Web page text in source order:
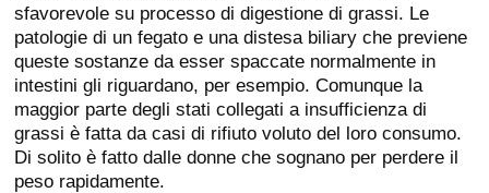
sfavorevole su processo di digestione di grassi. Le
patologie di un fegato e una distesa biliary che previene
queste sostanze da esser spaccate normalmente in
intestini gli riguardano, per esempio. Comunque la
maggior parte degli stati collegati a insufficienza di
grassi è fatta da casi di rifiuto voluto del loro consumo.
Di solito è fatto dalle donne che sognano per perdere il
peso rapidamente.